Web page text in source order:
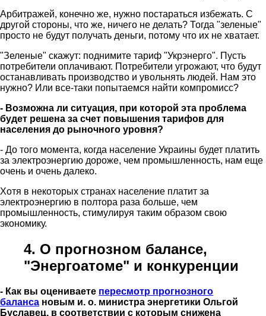
Арбитражей, конечно же, нужно постараться избежать. С
другой стороны, что же, ничего не делать? Тогда "зеленые"
просто не будут получать деньги, потому что их не хватает.
"Зеленые" скажут: поднимите тариф "Укрэнерго". Пусть
потребители оплачивают. Потребители угрожают, что будут
останавливать производство и увольнять людей. Нам это
нужно? Или все-таки попытаемся найти компромисс?
- Возможна ли ситуация, при которой эта проблема
будет решена за счет повышения тарифов для
населения до рыночного уровня?
- До того момента, когда население Украины будет платить
за электроэнергию дороже, чем промышленность, нам еще
очень и очень далеко.
Хотя в некоторых странах население платит за
электроэнергию в полтора раза больше, чем
промышленность, стимулируя таким образом свою
экономику.
4. О прогнозном балансе,
"Энергоатоме" и конкуренции
- Как вы оцениваете пересмотр прогнозного
баланса новым и. о. министра энергетики Ольгой
Буславец, в соответствии с которым снижена